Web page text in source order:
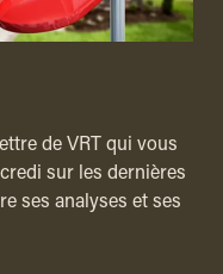
de VRT qui vous
sur les dernières
ses analyses et ses